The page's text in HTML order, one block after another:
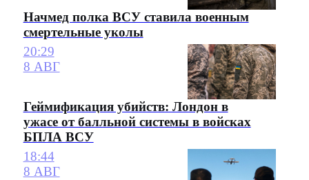
Начмед полка ВСУ ставила военным
смертельные уколы
20:29
8 АВГ
Геймификация убийств: Лондон в
ужасе от балльной системы в войсках
БПЛА ВСУ
18:44
8 АВГ